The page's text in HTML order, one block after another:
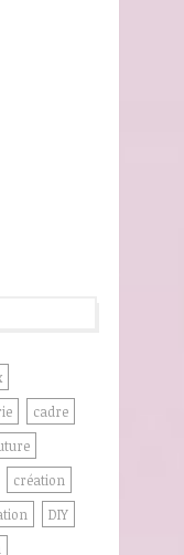
cadre
création
DIY